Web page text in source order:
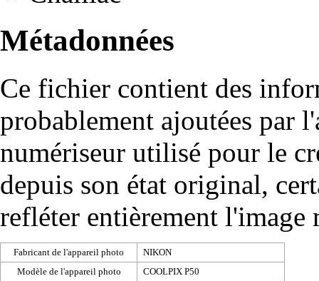
Métadonnées
Ce fichier contient des
probablement ajoutées par
numériseur utilisé pour le
depuis son état original,
refléter entièrement l'image
Fabricant de l'appareil photo
NIKON
Modèle de l'appareil photo
COOLPIX P50